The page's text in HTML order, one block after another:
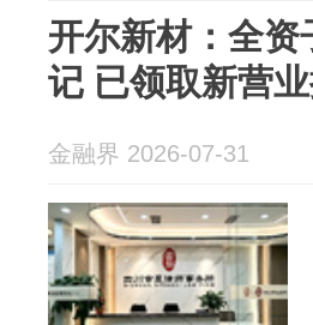
开尔新材：全
记 已领取新营
金融界 2026-07-31